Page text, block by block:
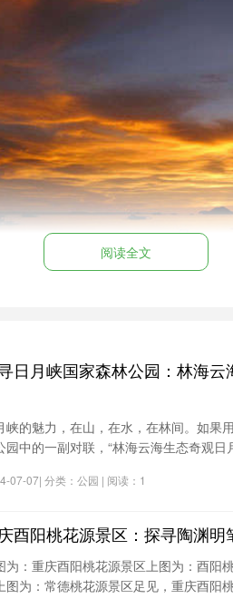
来要介绍的海滩风景来自夏威
上罕见的黑沙，黑色的海岸线
和在沙滩上打盹的夏威夷绿海
佩的潘普洛纳海滩
个传奇景点，吸引着众多名人
坐在户外桌旁，脚踩着白色沙
拉岛马蒂拉海滩
阅读全文
日月峡国家森林公园：林海
峡的魅力，在山，在水，在林间。如果
园中的一副对联，“林海云海生态奇观
上，灵峰异石、奇松美景尽在其中。
07-07| 分类：公园 | 阅读：1
酉阳桃花源景区：探寻陶渊明
为：重庆酉阳桃花源景区上图为：酉阳
图为：常德桃花源景区足见，重庆酉阳